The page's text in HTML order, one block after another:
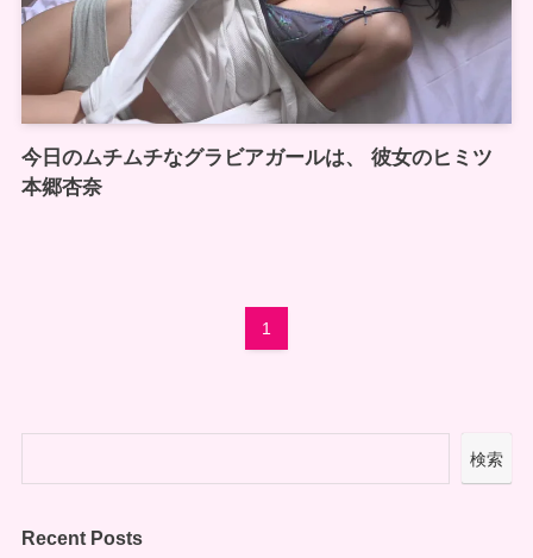
今日のムチムチなグラビアガールは、 彼女のヒミツ
本郷杏奈
1
検索
Recent Posts